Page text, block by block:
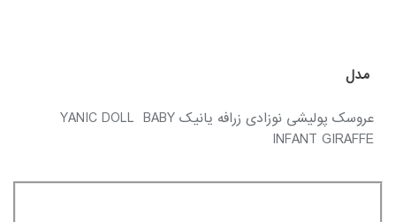
مدل
عروسک پولیشی نوزادی زرافه یانیک YANIC DOLL BABY
INFANT GIRAFFE